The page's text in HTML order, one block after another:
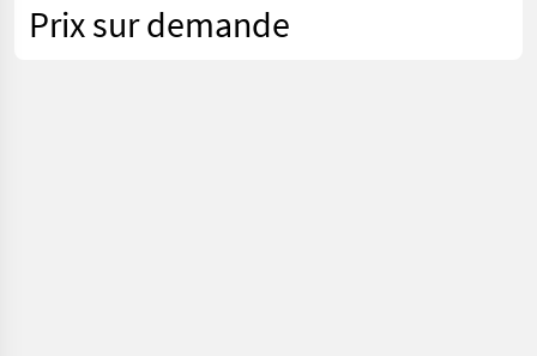
Prix sur demande